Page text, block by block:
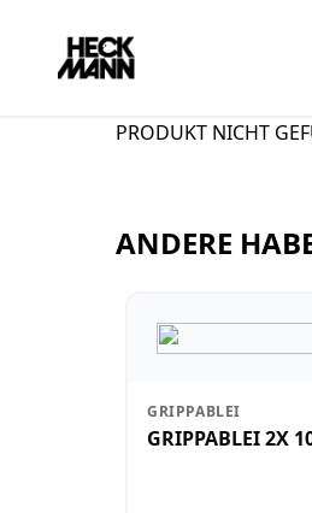
PRODUKT NICHT
ANDERE
GRIPPABLEI
GRIPPABLEI 2X